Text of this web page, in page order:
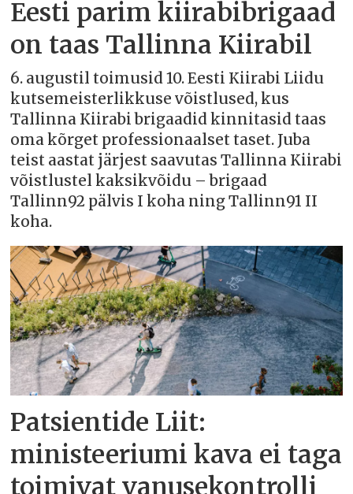
Eesti parim kiirabibrigaad
on taas Tallinna Kiirabil
6. augustil toimusid 10. Eesti Kiirabi Liidu
kutsemeisterlikkuse võistlused, kus
Tallinna Kiirabi brigaadid kinnitasid taas
oma kõrget professionaalset taset. Juba
teist aastat järjest saavutas Tallinna Kiirabi
võistlustel kaksikvõidu – brigaad
Tallinn92 pälvis I koha ning Tallinn91 II
koha.
Patsientide Liit:
ministeeriumi kava ei taga
toimivat vanusekontrolli